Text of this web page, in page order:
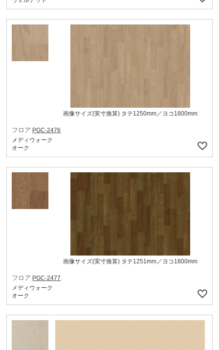
画像サイズ(実寸換算) タテ1250mm／ヨコ1800mm
フロア PGC-2476
メディウォーク
オーク
画像サイズ(実寸換算) タテ1251mm／ヨコ1800mm
フロア PGC-2477
メディウォーク
オーク